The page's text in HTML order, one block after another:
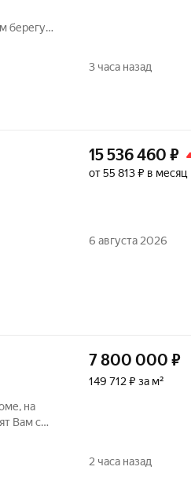
берегу
3 часа назад
15 536 460 ₽
от 55 813 ₽ в месяц
6 августа 2026
на
Вам с
7 800 000 ₽
149 712 ₽ за м²
2 часа назад